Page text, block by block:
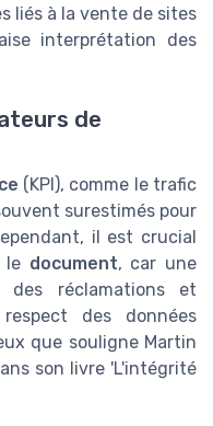
liés à la vente de sites
interprétation des
de
(KPI), comme le trafic
surestimés pour
il est crucial
le document, car une
des réclamations et
des données
que souligne Martin
son livre 'L'intégrité